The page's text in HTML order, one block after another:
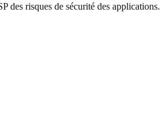
des risques de sécurité des applications.